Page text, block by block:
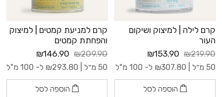
קרם לילה | למיצוק ושיקום
העור
₪219.90
₪153.90
50 מ״ל | ₪307.80 ל- 100 מ"ל
הוספה לסל
קרם למניעת קמטים | למיצוק
והפחתת קמטים
₪209.90
₪146.90
50 מ״ל | ₪293.80 ל- 100 מ"ל
הוספה לסל